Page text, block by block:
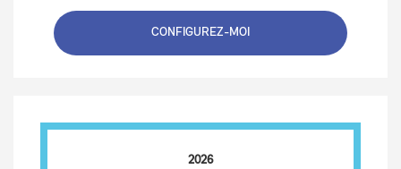
CONFIGUREZ-MOI
2026